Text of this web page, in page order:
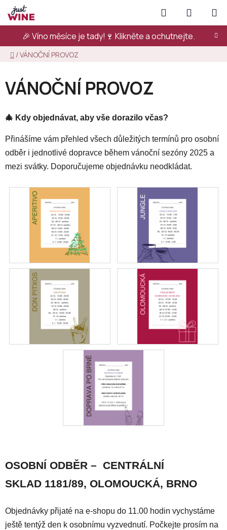
Přejít
na
obsah
🎉 Víno měsíce je tady!🍷 Klikněte a ochutnejte.
Hledat
KOŠÍK
Domů
/VÁNOČNÍ PROVOZ
VÁNOČNÍ PROVOZ
🎄 Kdy objednávat, aby vše dorazilo včas?
Přinášíme vám přehled všech důležitých termínů pro osobní
odběr i jednotlivé dopravce během vánoční sezóny 2025 a
mezi svátky. Doporučujeme objednávku neodkládat.
OSOBNÍ ODBĚR – CENTRÁLNÍ
SKLAD 1181/89, OLOMOUCKÁ, BRNO
Objednávky přijaté na e-shopu do 11.00 hodin vychystáme
ještě tentýž den k osobnímu vyzvednutí. Počkejte prosím na